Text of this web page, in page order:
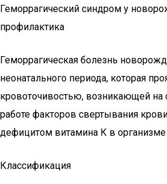
Геморрагический синдром у
профилактика
Геморрагическая болезнь
неонатального периода, которая
кровоточивостью, возникающей на
работе факторов свертывания
дефицитом витамина К в организме
Классификация